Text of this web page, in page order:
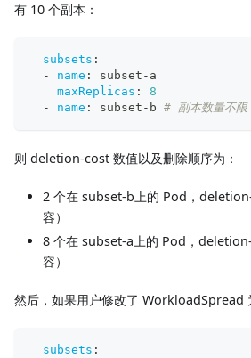
有 10 个副本：
subsets :
-
name : subset - a
maxReplicas :
8
-
name : subset - b # 副本数量不限
则 deletion-cost 数值以及删除顺序为：
2 个在 subset-b上的 Pod，
容）
8 个在 subset-a上的 Pod，
容）
然后，如果用户修改了 WorkloadSpread
subsets :